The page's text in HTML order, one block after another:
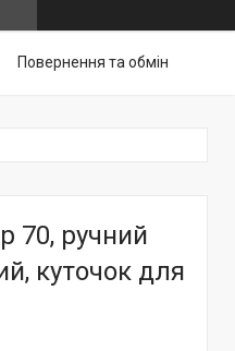
Повернення та обмін
70, ручний
куточок для